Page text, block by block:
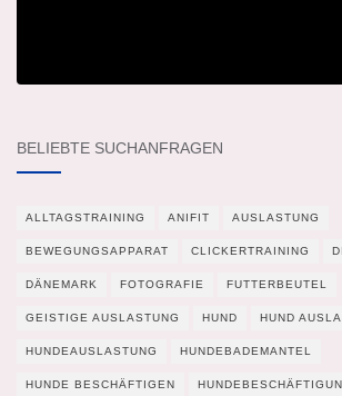
BELIEBTE SUCHANFRAGEN
ALLTAGSTRAINING ANIFIT AUSLASTUNG
BEWEGUNGSAPPARAT CLICKERTRAINING
DÄNEMARK FOTOGRAFIE FUTTERBEUTEL
GEISTIGE AUSLASTUNG HUND HUND
HUNDEAUSLASTUNG HUNDEBADEMANTEL
HUNDE BESCHÄFTIGEN